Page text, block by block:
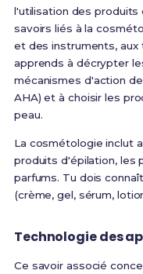
l'utilisation des produits
savoirs liés à la
et des instruments,
apprends à décrypter
mécanismes d'action
AHA) et à choisir les
peau.
La cosmétologie inclut
produits d'épilation, les
parfums. Tu dois
(crème, gel, sérum,
Technologie des
Ce savoir associé